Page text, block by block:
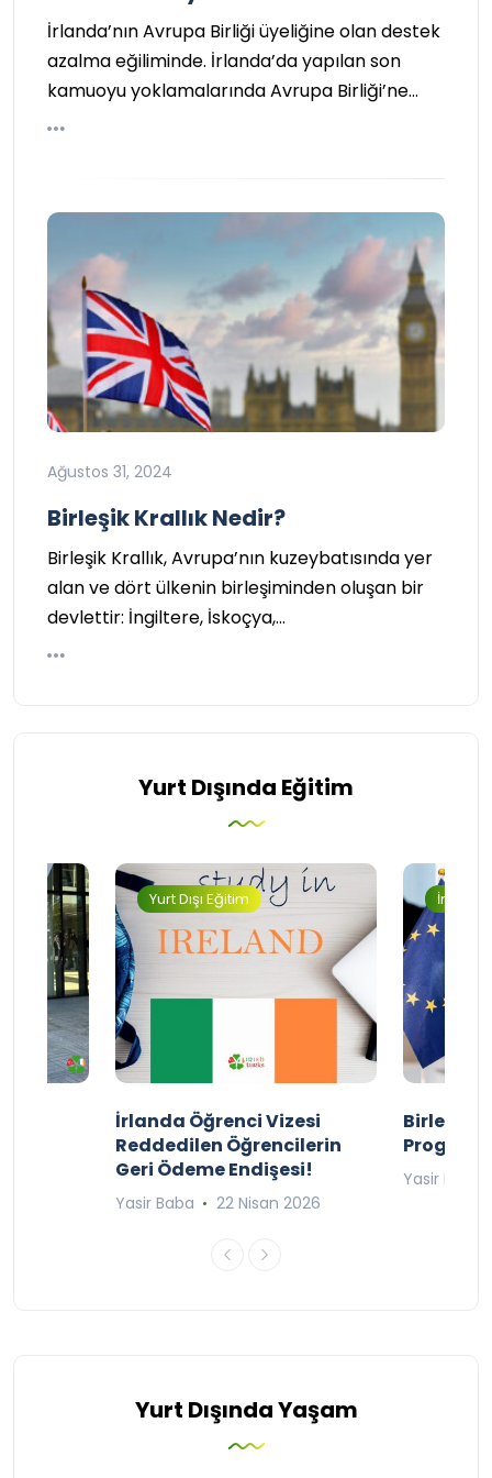
İrlanda’nın Avrupa Birliği üyeliğine olan destek
azalma eğiliminde. İrlanda’da yapılan son
kamuoyu yoklamalarında Avrupa Birliği’ne…
Ağustos 31, 2024
Birleşik Krallık Nedir?
Birleşik Krallık, Avrupa’nın kuzeybatısında yer
alan ve dört ülkenin birleşiminden oluşan bir
devlettir: İngiltere, İskoçya,…
Yurt Dışında Eğitim
Yurt Dışı Eğitim
İrlanda Öğrenci Vizesi
Reddedilen Öğrencilerin
Geri Ödeme Endişesi!
Yasir Baba 22 Nisan 2026
Birleşik
Yasir Baba
Yurt Dışında Yaşam